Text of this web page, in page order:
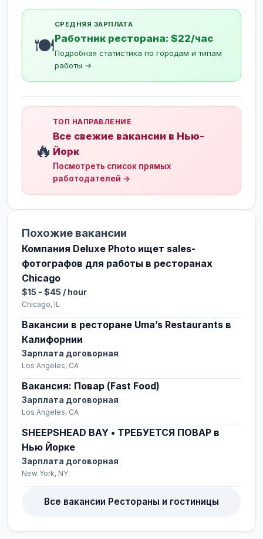
🍽️
СРЕДНЯЯ ЗАРПЛАТА
Работник ресторана: $22/час
Подробная статистика по городам и типам
работы →
🔥
ТОП НАПРАВЛЕНИЕ
Все свежие вакансии в Нью-
Йорк
Посмотреть список прямых
работодателей →
Похожие вакансии
Компания Deluxe Photo ищет sales-
фотографов для работы в ресторанах
Chicago
$15 - $45 / hour
Chicago, IL
Вакансии в ресторане Uma’s Restaurants в
Калифорнии
Зарплата договорная
Los Angeles, CA
Вакансия: Повар (Fast Food)
Зарплата договорная
Los Angeles, CA
SHEEPSHEAD BAY • ТРЕБУЕТСЯ ПОВАР в
Нью Йорке
Зарплата договорная
New York, NY
Все вакансии Рестораны и гостиницы